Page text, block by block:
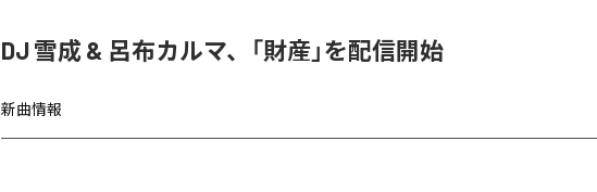
DJ 雪成 & 呂布カルマ、「財産」を配信開始
新曲情報